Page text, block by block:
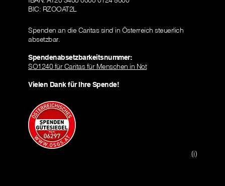
BIC: RZOOAT2L
Spenden an die Caritas sind in Österreich steuerlich
absetzbar.
Spendenabsetzbarkeitsnummer:
SO1240 für Caritas für Menschen in Not
Vielen Dank für Ihre Spende!
(i)